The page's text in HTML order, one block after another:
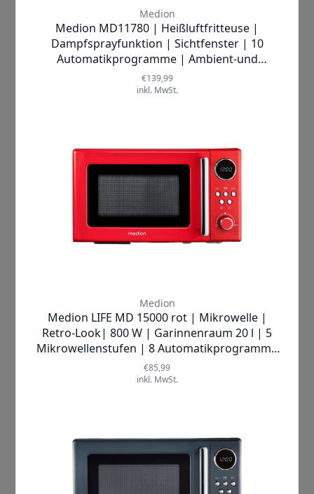
Touch-Sensor-Bedienfeld
Das moderne Design der
Heißluftfritteuse wird durch ein
Steuerung und Überwachung des
Kochvorgangs.
Medion